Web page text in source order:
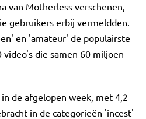
van Motherless verschenen,
gebruikers erbij vermeldden.
en 'amateur' de populairste
die samen 60 miljoen
de afgelopen week, met 4,2
in de categorieën 'incest'